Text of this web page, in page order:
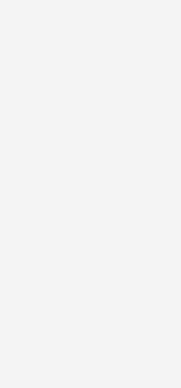
Voigtländer (45) zum 1.
Dieter Müller zum ordentlichen
Dr. Voigtländer zeichnet